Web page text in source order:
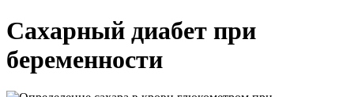
Сахарный диабет при
беременности